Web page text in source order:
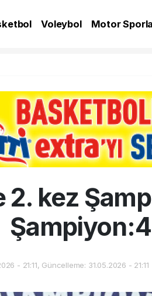
Voleybol Motor
2. kez
- 21:11, Güncelleme: 31.05.2026 - 21:11